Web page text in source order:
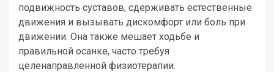
подвижность суставов, сдерживать естественные
движения и вызывать дискомфорт или боль при
движении. Она также мешает ходьбе и
правильной осанке, часто требуя
целенаправленной физиотерапии.